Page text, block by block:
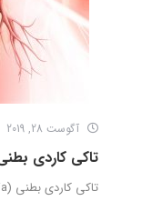
آگوست 28, 2019
تاکی کاردی